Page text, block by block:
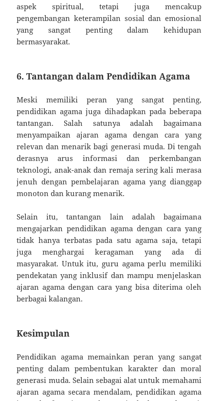
aspek spiritual, tetapi juga mencakup
pengembangan keterampilan sosial dan emosional
yang sangat penting dalam kehidupan
bermasyarakat.
6. Tantangan dalam Pendidikan Agama
Meski memiliki peran yang sangat penting,
pendidikan agama juga dihadapkan pada beberapa
tantangan. Salah satunya adalah bagaimana
menyampaikan ajaran agama dengan cara yang
relevan dan menarik bagi generasi muda. Di tengah
derasnya arus informasi dan perkembangan
teknologi, anak-anak dan remaja sering kali merasa
jenuh dengan pembelajaran agama yang dianggap
monoton dan kurang menarik.
Selain itu, tantangan lain adalah bagaimana
mengajarkan pendidikan agama dengan cara yang
tidak hanya terbatas pada satu agama saja, tetapi
juga menghargai keragaman yang ada di
masyarakat. Untuk itu, guru agama perlu memiliki
pendekatan yang inklusif dan mampu menjelaskan
ajaran agama dengan cara yang bisa diterima oleh
berbagai kalangan.
Kesimpulan
Pendidikan agama memainkan peran yang sangat
penting dalam pembentukan karakter dan moral
generasi muda. Selain sebagai alat untuk memahami
ajaran agama secara mendalam, pendidikan agama